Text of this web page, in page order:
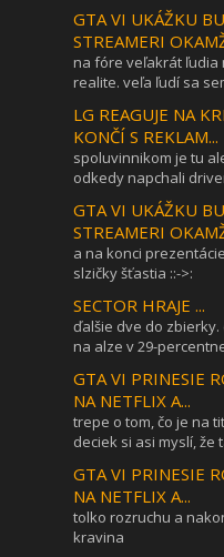
GTA VI UKÁŽKU
STREAMERI
na fóre veľakrát
realite. veľa ľudí sa
LG REAGUJE NA
KONČÍ S REKLAM...
spoluvinnikom je tu
odkedy napchali
GTA VI UKÁŽKU
STREAMERI
a na konci
slzičky šťastia ::->:
SECTOR HRAJE ...
ďalšie dve do
na alze v 29-
GTA VI PRINESIE
NA NETFLIX A...
trepe o tom, čo je na
deciek si asi myslí, že
GTA VI PRINESIE
NA NETFLIX A...
tolko rozruchu a
kravina